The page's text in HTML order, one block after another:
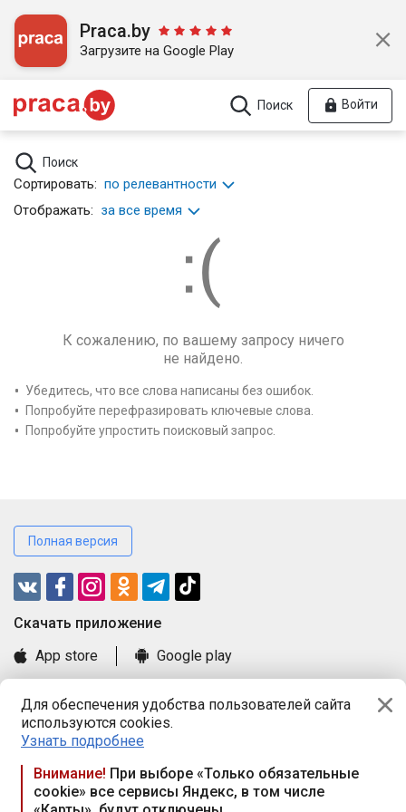
Для обеспечения удобства пользователей сайта
используются cookies.
Узнать подробнее
Внимание! При выборе «Только обязательные
cookie» все сервисы Яндекс, в том числе
Praca.by
Загрузите на Google Play
Поиск Войти
Поиск
Сортировать: по релевантности
Отображать: за все время
К сожалению, по вашему запросу ничего
не найдено.
Убедитесь, что все слова написаны без ошибок.
Попробуйте перефразировать ключевые слова.
Попробуйте упростить поисковый запрос.
Полная версия
Cкачать приложение
App store
Google play
Книга замечаний и предложений
Правила и документы
Praca.by © 2000—2026, ООО «ПРАЦА БАЙ»
Республика Беларусь, 220114, г. Минск, пр-т Независимости
117а, пом. № 9.